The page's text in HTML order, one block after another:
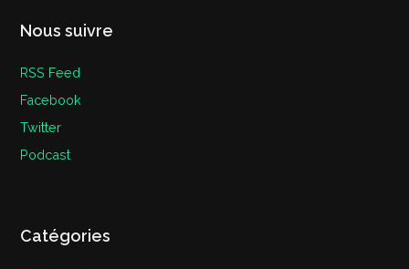
Nous suivre
RSS Feed
Facebook
Twitter
Podcast
Catégories